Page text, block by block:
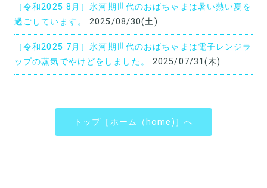
［令和2025 8月］氷河期世代のおばちゃまは暑い熱い夏を
過ごしています。
2025/08/30(土)
［令和2025 7月］氷河期世代のおばちゃまは電子レンジラ
ップの蒸気でやけどをしました。
2025/07/31(木)
トップ［ホーム（home)］へ